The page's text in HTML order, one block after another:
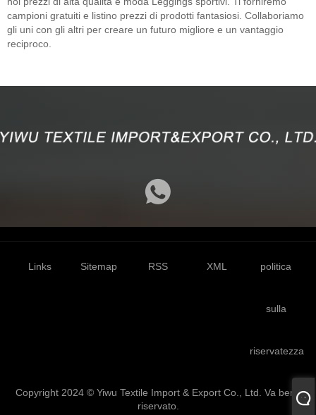
campioni gratuiti e listino prezzi di prodotti fantasiosi. Collaboriamo
gli uni con gli altri per creare un futuro migliore e un vantaggio
reciproco.
Links Sitemap RSS XML politica
sulla
riservatezza
Copyright 2024 © Yiwu Textile Import & Export Co., Ltd. Va bene
riservato.